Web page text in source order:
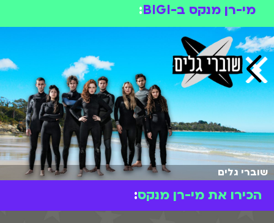
מי-רן מנקס ב-BIGI
:
שוברי גלים
הכירו את מי-רן מנקס: